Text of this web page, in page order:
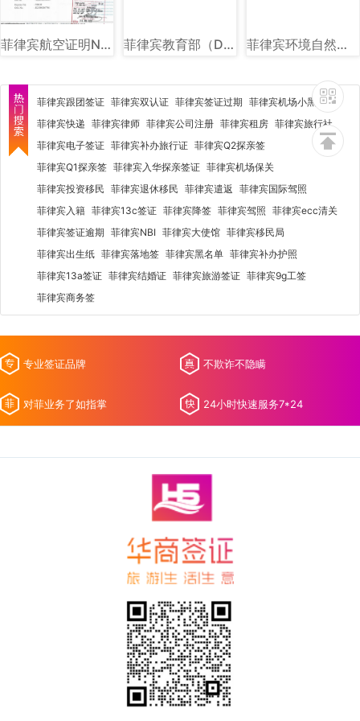
菲律宾航空证明NTSP图片样式讲解 菲律宾教育部（DEPED）图文讲解 菲律宾环境自然资源部（DENR）图文讲解
菲律宾跟团签证 菲律宾双认证 菲律宾签证过期 菲律宾机场小黑屋
菲律宾快递 菲律宾律师 菲律宾公司注册 菲律宾租房 菲律宾旅行社
菲律宾电子签证 菲律宾补办旅行证 菲律宾Q2探亲签
菲律宾Q1探亲签 菲律宾入华探亲签证 菲律宾机场保关
菲律宾投资移民 菲律宾退休移民 菲律宾遣返 菲律宾国际驾照
菲律宾入籍 菲律宾13c签证 菲律宾降签 菲律宾驾照 菲律宾ecc清关
菲律宾签证逾期 菲律宾NBI 菲律宾大使馆 菲律宾移民局
菲律宾出生纸 菲律宾落地签 菲律宾黑名单 菲律宾补办护照
菲律宾13a签证 菲律宾结婚证 菲律宾旅游签证 菲律宾9g工签
菲律宾商务签
专业签证品牌 不欺诈不隐瞒
对菲业务了如指掌 24小时快速服务7*24